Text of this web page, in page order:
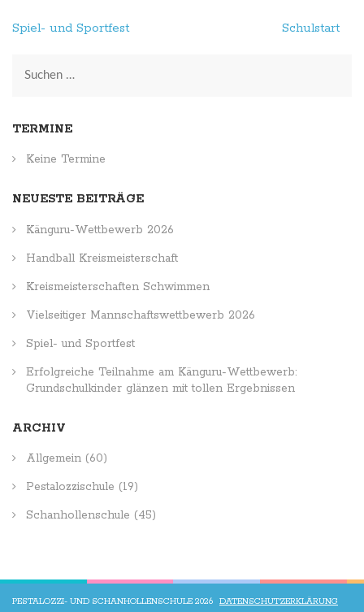
Beitragsnavigation
Spiel- und Sportfest Schulstart
Suchen
nach:
TERMINE
Keine Termine
NEUESTE BEITRÄGE
Känguru-Wettbewerb 2026
Handball Kreismeisterschaft
Kreismeisterschaften Schwimmen
Vielseitiger Mannschaftswettbewerb 2026
Spiel- und Sportfest
Erfolgreiche Teilnahme am Känguru-Wettbewerb:
Grundschulkinder glänzen mit tollen Ergebnissen
ARCHIV
Allgemein (60)
Pestalozzischule (19)
Schanhollenschule (45)
PESTALOZZI- UND SCHANHOLLENSCHULE 2026 DATENSCHUTZERKLÄRUNG